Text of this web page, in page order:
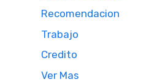
Recomendacion
Trabajo
Credito
Ver Mas